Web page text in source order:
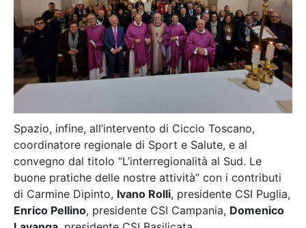
Spazio, infine, all’intervento di Ciccio Toscano,
coordinatore regionale di Sport e Salute, e al
convegno dal titolo “L’interregionalità al Sud. Le
buone pratiche delle nostre attività” con i contributi
di Carmine Dipinto, Ivano Rolli, presidente CSI Puglia,
Enrico Pellino, presidente CSI Campania, Domenico